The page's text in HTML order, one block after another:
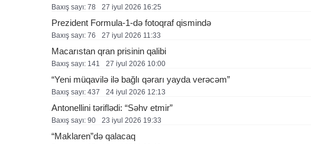
Baxış sayı: 78 27 i̇yul 2026 16:25
Prezident Formula-1-də fotoqraf qismində
Baxış sayı: 76 27 i̇yul 2026 11:33
Macarıstan qran prisinin qalibi
Baxış sayı: 141 27 i̇yul 2026 10:00
“Yeni müqavilə ilə bağlı qərarı yayda verəcəm”
Baxış sayı: 437 24 i̇yul 2026 12:13
Antonellini təriflədi: “Səhv etmir”
Baxış sayı: 90 23 i̇yul 2026 19:33
“Maklaren”də qalacaq